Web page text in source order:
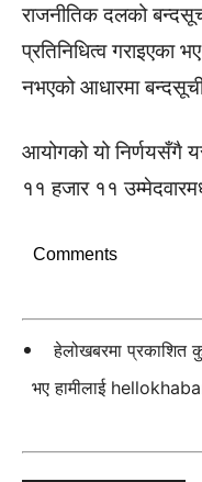
राजनीतिक दलको
प्रतिनिधित्व गराइएका
नभएको आधारमा
आयोगको यो निर्णयसँगै
११ हजार ११
Comments
हेलोखबरमा प्रकाशित
भए हामीलाई